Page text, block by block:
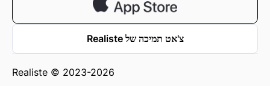
צ'אט תמיכה של Realiste
Realiste © 2023-2026